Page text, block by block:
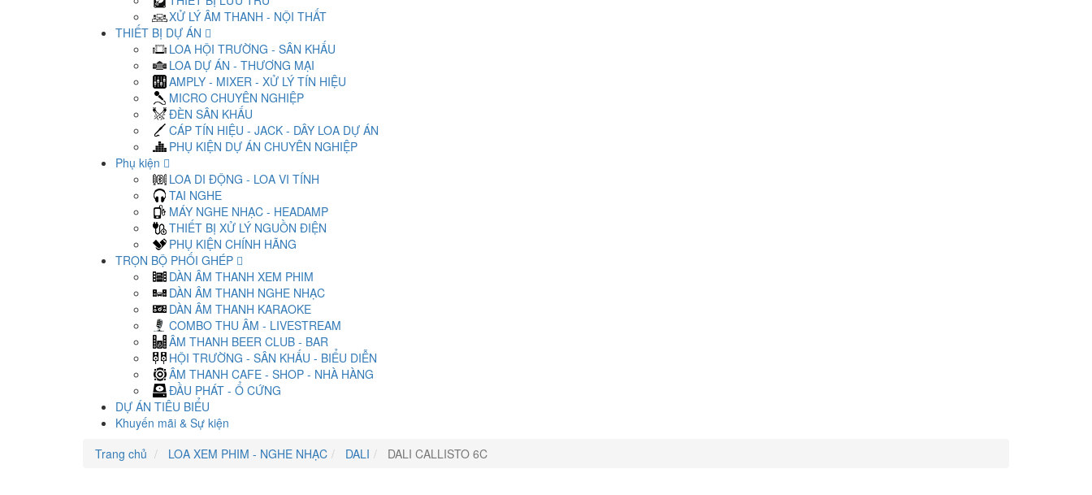
XỬ LÝ ÂM THANH - NỘI THẤT
THIẾT BỊ DỰ ÁN
LOA HỘI TRƯỜNG - SÂN KHẤU
LOA DỰ ÁN - THƯƠNG MẠI
AMPLY - MIXER - XỬ LÝ TÍN HIỆU
MICRO CHUYÊN NGHIỆP
ĐÈN SÂN KHẤU
CÁP TÍN HIỆU - JACK - DÂY LOA DỰ ÁN
PHỤ KIỆN DỰ ÁN CHUYÊN NGHIỆP
Phụ kiện
LOA DI ĐỘNG - LOA VI TÍNH
TAI NGHE
MÁY NGHE NHẠC - HEADAMP
THIẾT BỊ XỬ LÝ NGUỒN ĐIỆN
PHỤ KIỆN CHÍNH HÃNG
TRỌN BỘ PHỐI GHÉP
DÀN ÂM THANH XEM PHIM
DÀN ÂM THANH NGHE NHẠC
DÀN ÂM THANH KARAOKE
COMBO THU ÂM - LIVESTREAM
ÂM THANH BEER CLUB - BAR
HỘI TRƯỜNG - SÂN KHẤU - BIỂU DIỄN
ÂM THANH CAFE - SHOP - NHÀ HÀNG
ĐẦU PHÁT - Ổ CỨNG
DỰ ÁN TIÊU BIỂU
Khuyến mãi & Sự kiện
Trang chủ
LOA XEM PHIM - NGHE NHẠC DALI DALI CALLISTO 6C